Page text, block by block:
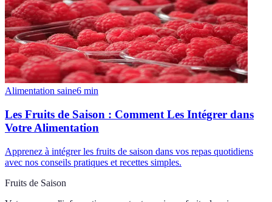
Alimentation saine6 min
Les Fruits de Saison : Comment Les Intégrer dans
Votre Alimentation
Apprenez à intégrer les fruits de saison dans vos repas quotidiens
avec nos conseils pratiques et recettes simples.
Fruits de Saison